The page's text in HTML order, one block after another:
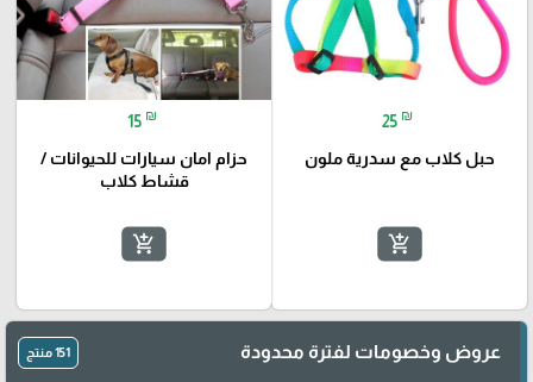
25 ₪
حبل كلاب مع سدرية ملون
add_shopping_cart
15 ₪
حزام امان سيارات للحيوانات /
قشاط كلاب
add_shopping_cart
عروض وخصومات لفترة محدودة 151 منتج